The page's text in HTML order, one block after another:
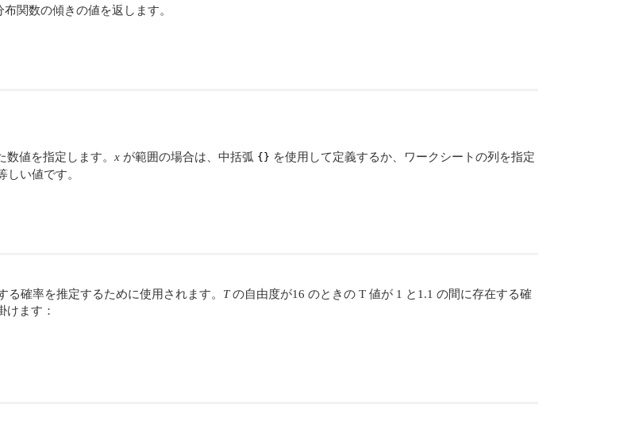
関数の傾きの値を返します。
数値を指定します。x が範囲の場合は、中括弧 {} を使用して定義するか、ワークシートの列を指定
しい値です。
確率を推定するために使用されます。 Tの自由度が16 のときの T 値が 1 と1.1 の間に存在する確
ます：